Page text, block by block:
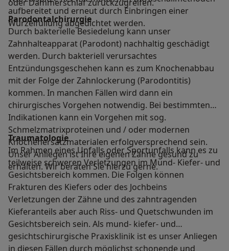
oder Dämmerschlaf zurückzugreifen.
aufbereitet und erneut durch Einbringen einer
Wurzelfüllung abgedichtet werden.
Parodontalchirurgie
Durch bakterielle Besiedelung kann unser
Zahnhalteapparat (Parodont) nachhaltig geschädigt
werden. Durch bakteriell verursachtes
Entzündungsgeschehen kann es zum Knochenabbau
mit der Folge der Zahnlockerung (Parodontitis)
kommen. In manchen Fällen wird dann ein
chirurgisches Vorgehen notwendig. Bei bestimmten
Indikationen kann ein Vorgehen mit sog.
Schmelzmatrixproteinen und / oder modernen
Knochenersatzmaterialen erfolgversprechend sein.
Unser Anliegen ist Ihre eigenen Zähne gesund zu
erhalten. Wir beraten Sie hierzu gerne.
Traumatologie
Im Rahmen eines Unfalls oder Sportunfalls kann es zu
teilweise schweren Verletzungen im Mund- Kiefer- und
Gesichtsbereich kommen. Die Folgen können
Frakturen des Kiefers oder des Jochbeins
Verletzungen der Zähne und des zahntragenden
Kieferanteils aber auch Riss- und Quetschwunden im
Gesichtsbereich sein. Als mund- kiefer- und
gesichtschirurgische Praxisklinik ist es unser Anliegen
in diesen Fällen durch möglichst schonende und